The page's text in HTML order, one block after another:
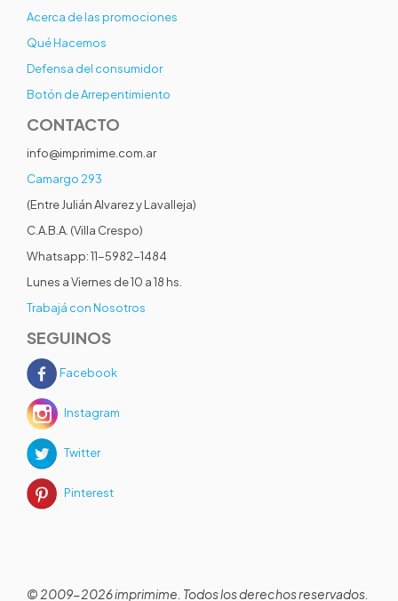
Acerca de las promociones
Qué Hacemos
Defensa del consumidor
Botón de Arrepentimiento
CONTACTO
info@imprimime.com.ar
Camargo 293
(Entre Julián Alvarez y Lavalleja)
C.A.B.A. (Villa Crespo)
Whatsapp: 11-5982-1484
Lunes a Viernes de 10 a 18 hs.
Trabajá con Nosotros
SEGUINOS
Facebook
Instagram
Twitter
Pinterest
© 2009-2026 imprimime. Todos los derechos reservados.